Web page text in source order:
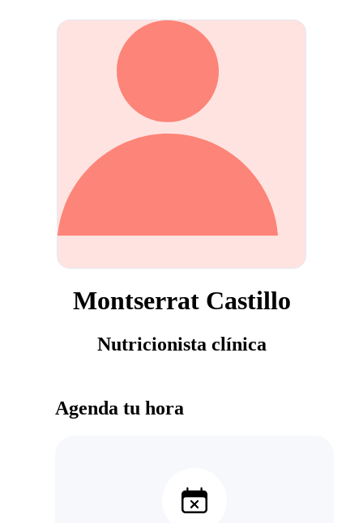
Montserrat Castillo
Nutricionista clínica
Agenda tu hora